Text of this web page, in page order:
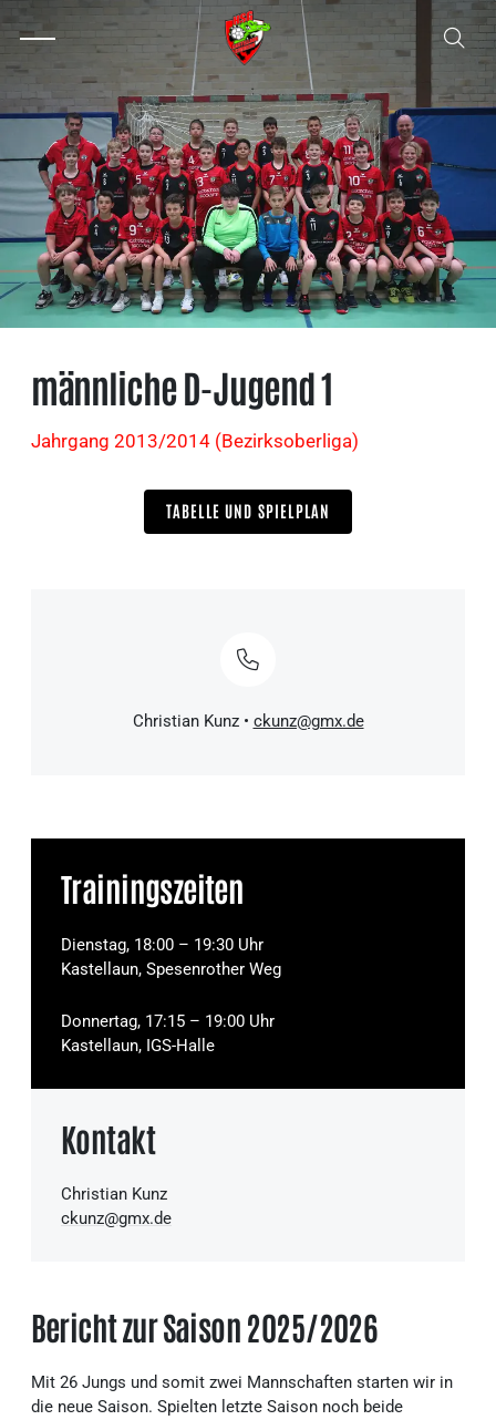
männliche D-Jugend 1
Jahrgang 2013/2014 (Bezirksoberliga)
TABELLE UND SPIELPLAN
Christian Kunz • ckunz@gmx.de
Trainingszeiten
Dienstag, 18:00 – 19:30 Uhr
Kastellaun, Spesenrother Weg
Donnertag, 17:15 – 19:00 Uhr
Kastellaun, IGS-Halle
Kontakt
Christian Kunz
ckunz@gmx.de
Bericht zur Saison 2025/2026
Mit 26 Jungs und somit zwei Mannschaften starten wir in
die neue Saison. Spielten letzte Saison noch beide